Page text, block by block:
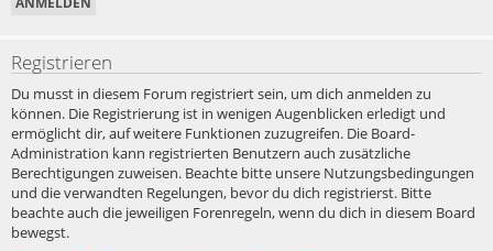
Registrieren
Du musst in diesem Forum registriert sein, um dich anmelden zu
können. Die Registrierung ist in wenigen Augenblicken erledigt und
ermöglicht dir, auf weitere Funktionen zuzugreifen. Die Board-
Administration kann registrierten Benutzern auch zusätzliche
Berechtigungen zuweisen. Beachte bitte unsere Nutzungsbedingungen
und die verwandten Regelungen, bevor du dich registrierst. Bitte
beachte auch die jeweiligen Forenregeln, wenn du dich in diesem Board
bewegst.